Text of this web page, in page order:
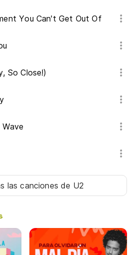
You Can't Get Out Of
So Close!)
las cancionesde U2